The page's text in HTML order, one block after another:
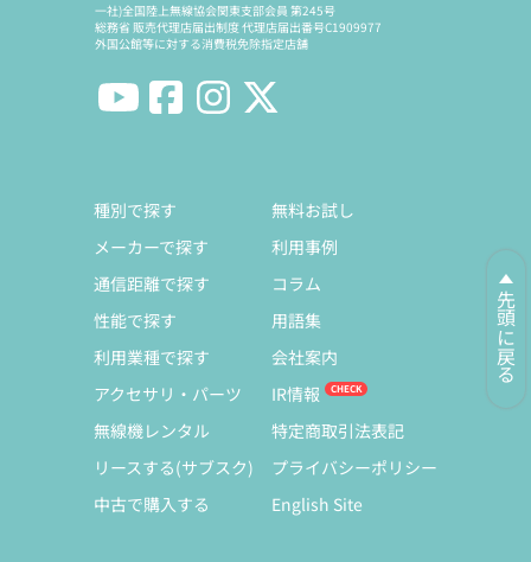
先頭に戻る
一社)全国陸上無線協会関東支部会員 第245号
総務省 販売代理店届出制度 代理店届出番号C1909977
外国公館等に対する消費税免除指定店舗
種別で探す
メーカーで探す
通信距離で探す
性能で探す
利用業種で探す
アクセサリ・パーツ
無線機レンタル
リースする(サブスク)
中古で購入する
無料お試し
利用事例
コラム
用語集
会社案内
IR情報
特定商取引法表記
プライバシーポリシー
English Site